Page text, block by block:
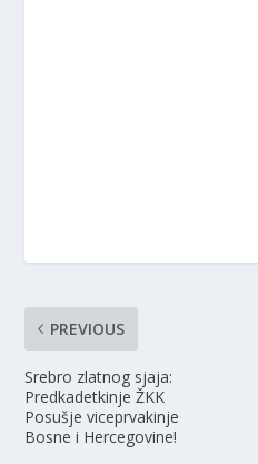
PREVIOUS
Srebro zlatnog sjaja:
Predkadetkinje ŽKK
Posušje viceprvakinje
Bosne i Hercegovine!